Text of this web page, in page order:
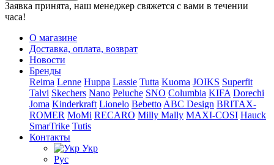
Заявка принята, наш менеджер свяжется с вами в течении
часа!
О магазине
Доставка, оплата, возврат
Новости
Бренды
Reima Lenne Huppa Lassie Tutta Kuoma JOIKS Superfit
Talvi Skechers Nano Peluche SNO Columbia KIFA Dorechi
Joma Kinderkraft Lionelo Bebetto ABC Design BRITAX-
ROMER MoMi RECARO Milly Mally MAXI-COSI Hauck
SmarTrike Tutis
Контакты
Укр
Рус